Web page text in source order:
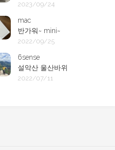
2023/09/24
mac
반가워~ mini~
2022/09/25
6sense
설악산 울산바위
2022/07/11